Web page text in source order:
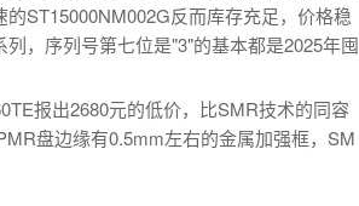
ST15000NM002G反而库存充足，价格稳
，序列号第七位是"3"的基本都是2025年囤
报出2680元的低价，比SMR技术的同容
盘边缘有0.5mm左右的金属加强框，SM